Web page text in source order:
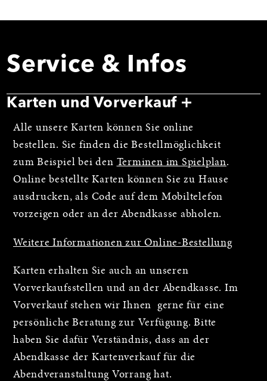
Service & Infos
Karten und Vorverkauf
Alle unsere Karten können Sie online
bestellen. Sie finden die Bestellmöglichkeit
zum Beispiel bei den Terminen im Spielplan.
Online bestellte Karten können Sie zu Hause
ausdrucken, als Code auf dem Mobiltelefon
vorzeigen oder an der Abendkasse abholen.
Weitere Informationen zur Online-Bestellung
Karten erhalten Sie auch an unseren
Vorverkaufsstellen und an der Abendkasse. Im
Vorverkauf stehen wir Ihnen gerne für eine
persönliche Beratung zur Verfügung. Bitte
haben Sie dafür Verständnis, dass an der
Abendkasse der Kartenverkauf für die
Abendveranstaltung Vorrang hat.